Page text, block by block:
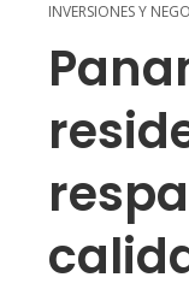
INVERSIONES Y